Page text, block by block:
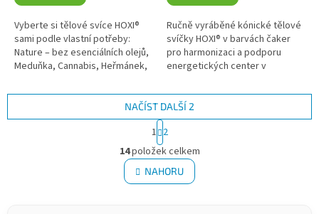
Vyberte si tělové svíce HOXI®
sami podle vlastní potřeby:
Nature – bez esenciálních olejů,
Meduňka, Cannabis, Heřmánek,
Skořice, Tea Tree,...
Ručně vyráběné kónické tělové
svíčky HOXI® v barvách čaker
pro harmonizaci a podporu
energetických center v
opatřeny ochranným filtrem z
gázy. ...
O
v
l
á
NAČÍST DALŠÍ 2
S
t
r
á
n
k
1 2
14položek celkem
NAHORU